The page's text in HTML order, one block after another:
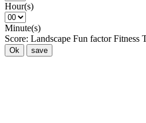
Hour(s)
Minute(s)
Score: Landscape Fun factor Fitness
Ok save